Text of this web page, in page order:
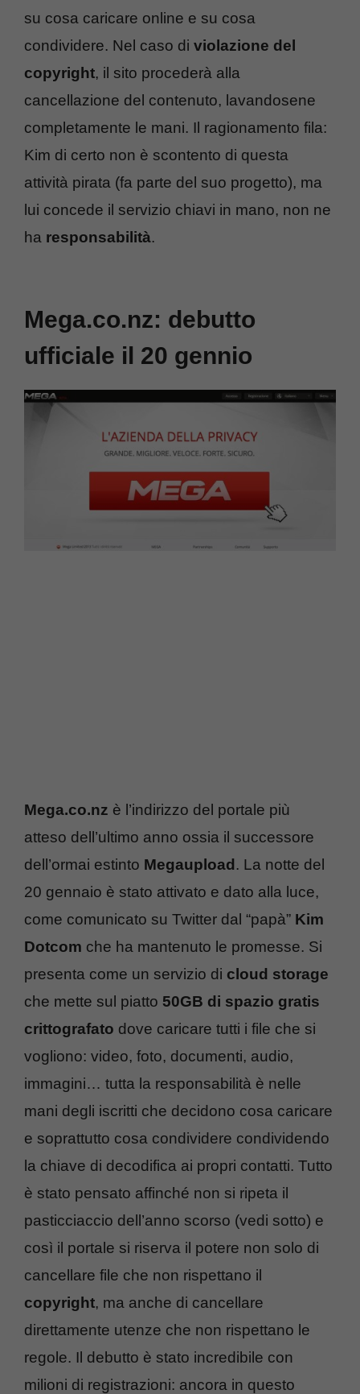
su cosa caricare online e su cosa
condividere. Nel caso di violazione del
copyright, il sito procederà alla
cancellazione del contenuto, lavandosene
completamente le mani. Il ragionamento fila:
Kim di certo non è scontento di questa
attività pirata (fa parte del suo progetto), ma
lui concede il servizio chiavi in mano, non ne
ha responsabilità.
Mega.co.nz: debutto
ufficiale il 20 gennio
Mega.co.nz è l’indirizzo del portale più
atteso dell’ultimo anno ossia il successore
dell’ormai estinto Megaupload . La notte del
20 gennaio è stato attivato e dato alla luce,
come comunicato su Twitter dal “papà” Kim
Dotcom che ha mantenuto le promesse. Si
presenta come un servizio di cloud storage
che mette sul piatto 50GB di spazio gratis
crittografato dove caricare tutti i file che si
vogliono: video, foto, documenti, audio,
immagini… tutta la responsabilità è nelle
mani degli iscritti che decidono cosa caricare
e soprattutto cosa condividere condividendo
la chiave di decodifica ai propri contatti. Tutto
è stato pensato affinché non si ripeta il
pasticciaccio dell’anno scorso (vedi sotto) e
così il portale si riserva il potere non solo di
cancellare file che non rispettano il
copyright, ma anche di cancellare
direttamente utenze che non rispettano le
regole. Il debutto è stato incredibile con
milioni di registrazioni: ancora in questo